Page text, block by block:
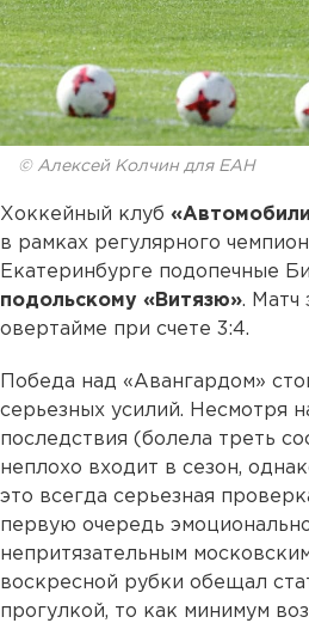
© Алексей Колчин для ЕАН
Хоккейный клуб
в рамках регулярного
Екатеринбурге подопечные
подольскому «Витязю». Матч
овертайме при счете 3:4.
Победа над «Авангардом»
серьезных усилий. Несмотря
последствия (болела треть
неплохо входит в сезон,
это всегда серьезная
первую очередь
непритязательным
воскресной рубки обещал
прогулкой, то как минимум